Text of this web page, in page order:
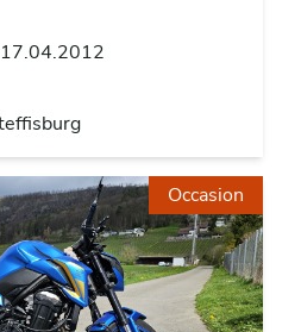
Occasion